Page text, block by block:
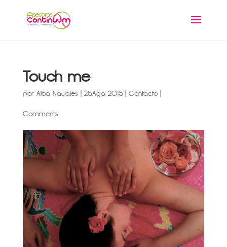
Touch me
por Alba Nadales| 26,Ago, 2015| Contacto|
Comments